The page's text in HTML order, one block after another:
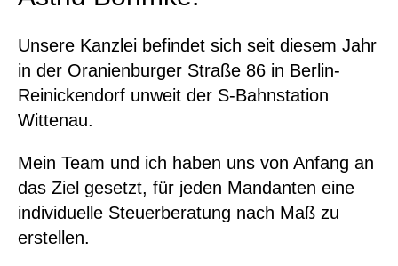
Unsere Kanzlei befindet sich seit diesem Jahr
in der Oranienburger Straße 86 in Berlin-
Reinickendorf unweit der S-Bahnstation
Wittenau.
Mein Team und ich haben uns von Anfang an
das Ziel gesetzt, für jeden Mandanten eine
individuelle Steuerberatung nach Maß zu
erstellen.